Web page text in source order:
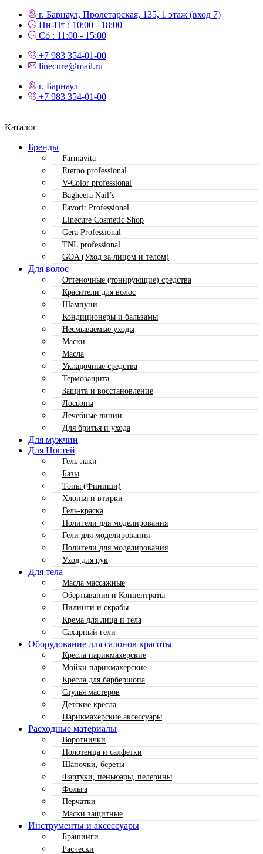
г. Барнаул, Пролетарская, 135,​ 1 этаж (вход 7)
Пн-Пт : 10:00 - 18:00
Сб : 11:00 - 15:00
+7 983 354-01-00
linecure@mail.ru
г. Барнаул
+7 983 354-01-00
Каталог
Бренды
Farmavita
Eterno professional
V-Color professional
Bagheera Nail’s
Favorit Professional
Linecure Cosmetic Shop
Gera Professional
TNL professional
GOA (Уход за лицом и телом)
Для волос
Оттеночные (тонирующие) средства
Красители для волос
Шампуни
Кондиционеры и бальзамы
Несмываемые уходы
Маски
Масла
Укладочные средства
Термозащита
Защита и восстановление
Лосьоны
Лечебные линии
Для бритья и ухода
Для мужчин
Для Ногтей
Гель-лаки
Базы
Топы (Финиши)
Хлопья и втирки
Гель-краска
Полигели для моделирования
Гели для моделирования
Полигели для моделирования
Уход для рук
Для тела
Масла массажные
Обертывания и Концентраты
Пилинги и скрабы
Крема для лица и тела
Сахарный гели
Оборудование для салонов красоты
Кресла парикмахерские
Мойки парикмахерские
Кресла для барбершопа
Стулья мастеров
Детские кресла
Парикмахерские аксессуары
Расходные материалы
Воротнички
Полотенца и салфетки
Шапочки, береты
Фартуки, пеньюары, пелерины
Фольга
Перчатки
Маски защитные
Инструменты и аксессуары
Брашинги
Расчески